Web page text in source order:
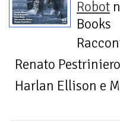
Robot
Books
Renato
Harlan Ellison e